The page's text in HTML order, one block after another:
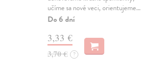
učíme sa nové veci, orientujeme…
Do 6 dní
3,33 €
3,70 € ?